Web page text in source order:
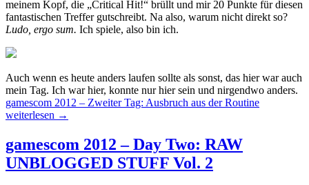
meinem Kopf, die „Critical Hit!“ brüllt und mir 20 Punkte für diesen
fantastischen Treffer gutschreibt. Na also, warum nicht direkt so?
Ludo, ergo sum. Ich spiele, also bin ich.
Auch wenn es heute anders laufen sollte als sonst, das hier war auch
mein Tag. Ich war hier, konnte nur hier sein und nirgendwo anders.
gamescom 2012 – Zweiter Tag: Ausbruch aus der Routine
weiterlesen →
gamescom 2012 – Day Two: RAW
UNBLOGGED STUFF Vol. 2